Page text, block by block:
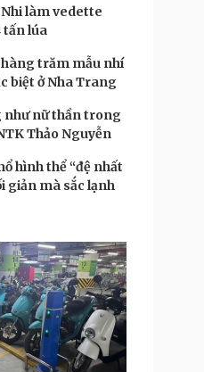
làm vedette
tấn lúa
trăm mẫu nhí
biệt ở Nha Trang
như nữ thần trong
Thảo Nguyễn
hình thể “đệ nhất
giản mà sắc lạnh